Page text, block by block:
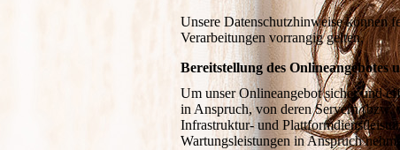
Unsere Datenschutzhinweise können
Verarbeitungen vorrangig gelten.
Bereitstellung des Onlineangebotes
Um unser Onlineangebot sicher und
in Anspruch, von deren Servern
Infrastruktur- und
Wartungsleistungen in Anspruch